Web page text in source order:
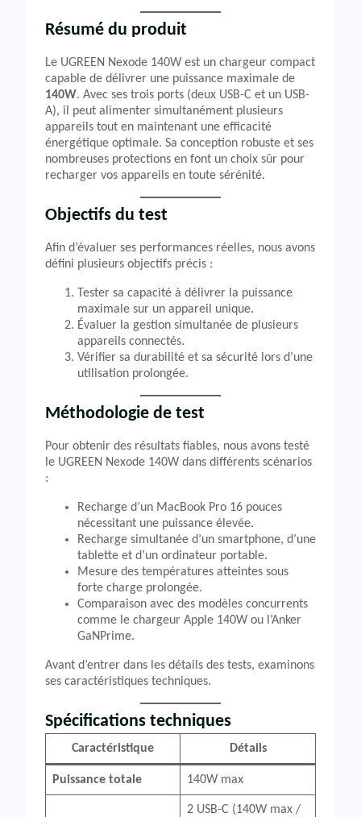
Résumé du produit
Le UGREEN Nexode 140W est un chargeur compact
capable de délivrer une puissance maximale de
140W. Avec ses trois ports (deux USB-C et un USB-
A), il peut alimenter simultanément plusieurs
appareils tout en maintenant une efficacité
énergétique optimale. Sa conception robuste et ses
nombreuses protections en font un choix sûr pour
recharger vos appareils en toute sérénité.
Objectifs du test
Afin d’évaluer ses performances réelles, nous avons
défini plusieurs objectifs précis :
Tester sa capacité à délivrer la puissance
maximale sur un appareil unique.
Évaluer la gestion simultanée de plusieurs
appareils connectés.
Vérifier sa durabilité et sa sécurité lors d’une
utilisation prolongée.
Méthodologie de test
Pour obtenir des résultats fiables, nous avons testé
le UGREEN Nexode 140W dans différents scénarios
:
Recharge d’un MacBook Pro 16 pouces
nécessitant une puissance élevée.
Recharge simultanée d’un smartphone, d’une
tablette et d’un ordinateur portable.
Mesure des températures atteintes sous
forte charge prolongée.
Comparaison avec des modèles concurrents
comme le chargeur Apple 140W ou l’Anker
GaNPrime.
Avant d’entrer dans les détails des tests, examinons
ses caractéristiques techniques.
Spécifications techniques
Caractéristique Détails
Puissance totale 140W max
2 USB-C (140W max /